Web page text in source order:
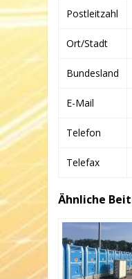
Postleitzahl
Ort/Stadt
Bundesland
E-Mail
Telefon
Telefax
Ähnliche